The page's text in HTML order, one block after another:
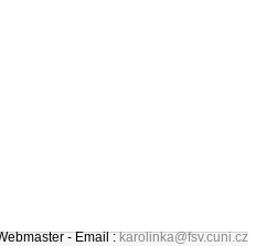
- Email :karolinka@fsv.cuni.cz